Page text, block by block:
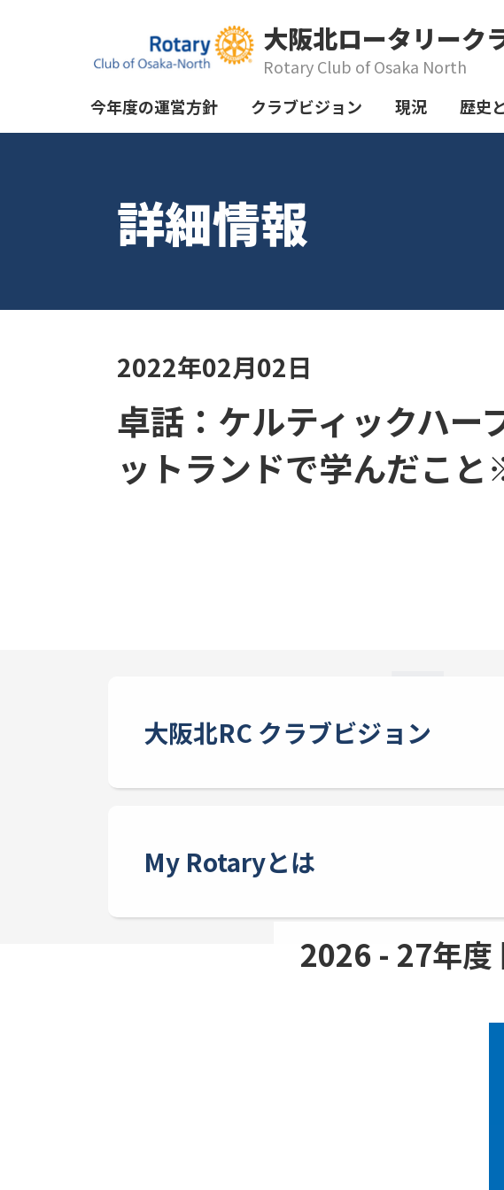
大阪北ロータリーク
Rotary Club of Osaka North
今年度の運営方針 クラブビジョン 現況 歴史
詳細情報
2022年02月02日
卓話：ケルティックハ
ットランドで学んだこ
大阪北RC クラブビジョン
My Rotaryとは
2026 - 27年度